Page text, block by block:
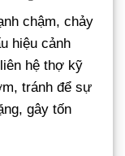
chậm, chảy
hiệu cảnh
hệ thợ kỹ
tránh để sự
gây tốn